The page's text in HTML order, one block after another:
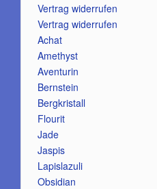
Vertrag widerrufen
Vertrag widerrufen
Achat
Amethyst
Aventurin
Bernstein
Bergkristall
Flourit
Jade
Jaspis
Lapislazuli
Obsidian